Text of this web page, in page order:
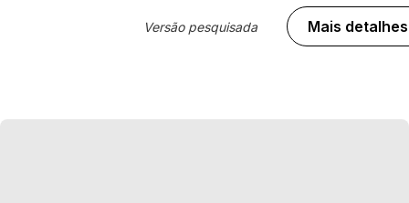
Versão pesquisada Mais detalhes